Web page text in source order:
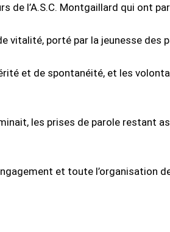
de l’A.S.C. Montgaillard qui ont
vitalité, porté par la jeunesse
et de spontanéité, et les
les prises de parole restant
et toute l’organisation